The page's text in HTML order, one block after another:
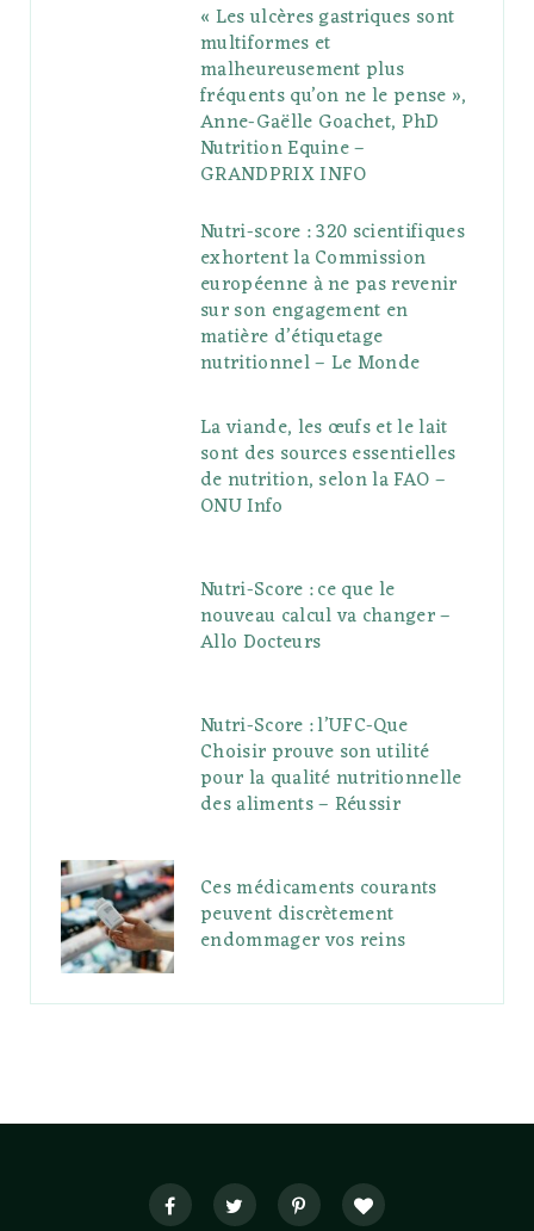
« Les ulcères gastriques sont
multiformes et
malheureusement plus
fréquents qu’on ne le pense »,
Anne-Gaëlle Goachet, PhD
Nutrition Equine –
GRANDPRIX INFO
Nutri-score : 320 scientifiques
exhortent la Commission
européenne à ne pas revenir
sur son engagement en
matière d’étiquetage
nutritionnel – Le Monde
La viande, les œufs et le lait
sont des sources essentielles
de nutrition, selon la FAO –
ONU Info
Nutri-Score : ce que le
nouveau calcul va changer –
Allo Docteurs
Nutri-Score : l’UFC-Que
Choisir prouve son utilité
pour la qualité nutritionnelle
des aliments – Réussir
Ces médicaments courants
peuvent discrètement
endommager vos reins